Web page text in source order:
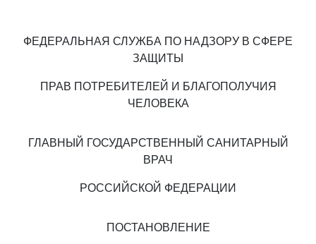
ФЕДЕРАЛЬНАЯ СЛУЖБА ПО НАДЗОРУ В СФЕРЕ
ЗАЩИТЫ
ПРАВ ПОТРЕБИТЕЛЕЙ И БЛАГОПОЛУЧИЯ
ЧЕЛОВЕКА
ГЛАВНЫЙ ГОСУДАРСТВЕННЫЙ САНИТАРНЫЙ
ВРАЧ
РОССИЙСКОЙ ФЕДЕРАЦИИ
ПОСТАНОВЛЕНИЕ